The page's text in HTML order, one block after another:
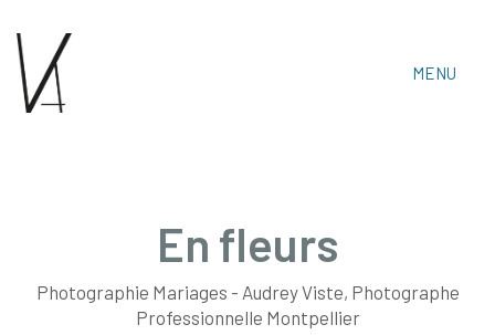
MENU
En fleurs
Photographie Mariages - Audrey Viste, Photographe
Professionnelle Montpellier
Audrey Viste, Photographe Professionnelle